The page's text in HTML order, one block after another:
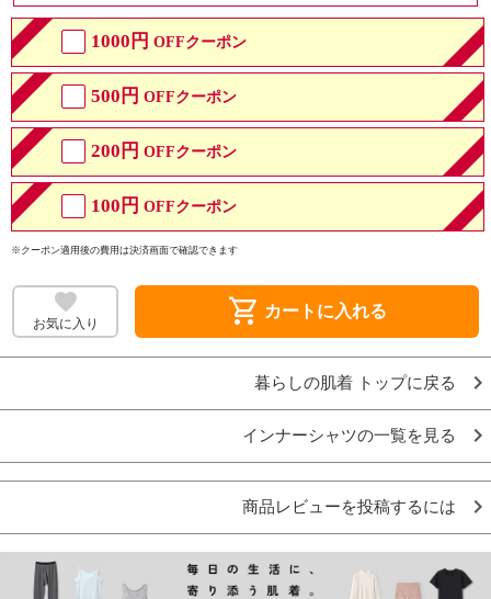
1000円 OFFクーポン
500円 OFFクーポン
200円 OFFクーポン
100円 OFFクーポン
※クーポン適用後の費用は決済画面で確認できます
お気に入り shopping_cart カートに入れる
暮らしの肌着 トップに戻る
インナーシャツの一覧を見る
商品レビューを投稿するには